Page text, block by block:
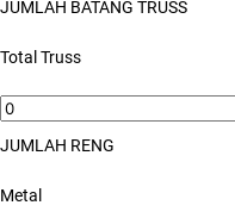
JUMLAH BATANG TRUSS
Total Truss
JUMLAH RENG
Metal